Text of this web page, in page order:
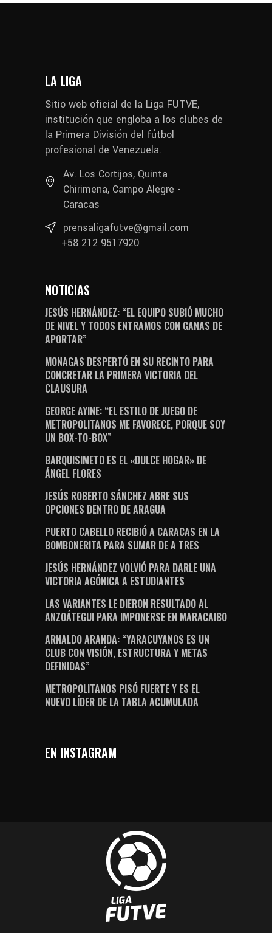
LA LIGA
Sitio web oficial de la Liga FUTVE,
institución que engloba a los clubes de
la Primera División del fútbol
profesional de Venezuela.
Av. Los Cortijos, Quinta
Chirimena, Campo Alegre -
Caracas
prensaligafutve@gmail.com
+58 212 9517920
NOTICIAS
JESÚS HERNÁNDEZ: “EL EQUIPO SUBIÓ MUCHO
DE NIVEL Y TODOS ENTRAMOS CON GANAS DE
APORTAR”
MONAGAS DESPERTÓ EN SU RECINTO PARA
CONCRETAR LA PRIMERA VICTORIA DEL
CLAUSURA
GEORGE AYINE: “EL ESTILO DE JUEGO DE
METROPOLITANOS ME FAVORECE, PORQUE SOY
UN BOX-TO-BOX”
BARQUISIMETO ES EL «DULCE HOGAR» DE
ÁNGEL FLORES
JESÚS ROBERTO SÁNCHEZ ABRE SUS
OPCIONES DENTRO DE ARAGUA
PUERTO CABELLO RECIBIÓ A CARACAS EN LA
BOMBONERITA PARA SUMAR DE A TRES
JESÚS HERNÁNDEZ VOLVIÓ PARA DARLE UNA
VICTORIA AGÓNICA A ESTUDIANTES
LAS VARIANTES LE DIERON RESULTADO AL
ANZOÁTEGUI PARA IMPONERSE EN MARACAIBO
ARNALDO ARANDA: “YARACUYANOS ES UN
CLUB CON VISIÓN, ESTRUCTURA Y METAS
DEFINIDAS”
METROPOLITANOS PISÓ FUERTE Y ES EL
NUEVO LÍDER DE LA TABLA ACUMULADA
EN INSTAGRAM